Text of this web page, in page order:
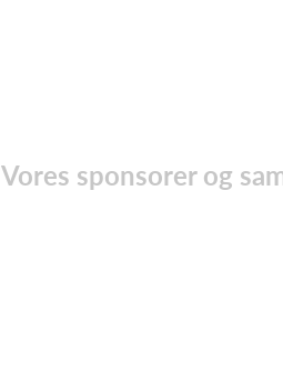
Vores sponsorer og